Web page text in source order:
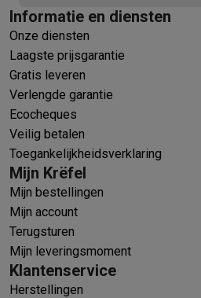
Informatie en diensten
Onze diensten
Laagste prijsgarantie
Gratis leveren
Verlengde garantie
Ecocheques
Veilig betalen
Toegankelijkheidsverklaring
Mijn Krëfel
Mijn bestellingen
Mijn account
Terugsturen
Mijn leveringsmoment
Klantenservice
Herstellingen